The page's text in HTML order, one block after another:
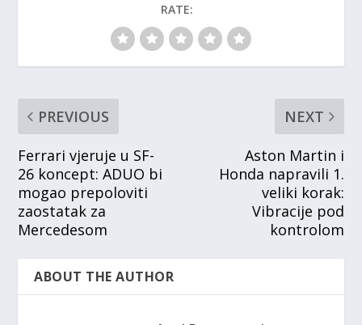
RATE:
PREVIOUS
Ferrari vjeruje u SF-
26 koncept: ADUO bi
mogao prepoloviti
zaostatak za
Mercedesom
NEXT
Aston Martin i
Honda napravili 1.
veliki korak:
Vibracije pod
kontrolom
ABOUT THE AUTHOR